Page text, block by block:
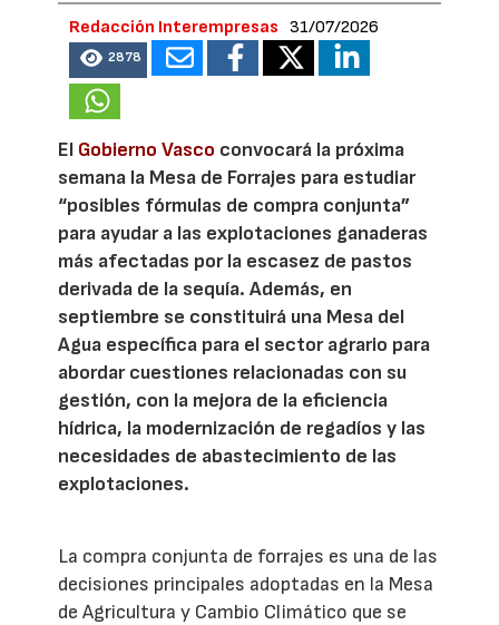
Redacción Interempresas 31/07/2026
2878
El Gobierno Vasco convocará la próxima
semana la Mesa de Forrajes para estudiar
“posibles fórmulas de compra conjunta”
para ayudar a las explotaciones ganaderas
más afectadas por la escasez de pastos
derivada de la sequía. Además, en
septiembre se constituirá una Mesa del
Agua específica para el sector agrario para
abordar cuestiones relacionadas con su
gestión, con la mejora de la eficiencia
hídrica, la modernización de regadíos y las
necesidades de abastecimiento de las
explotaciones.
La compra conjunta de forrajes es una de las
decisiones principales adoptadas en la Mesa
de Agricultura y Cambio Climático que se